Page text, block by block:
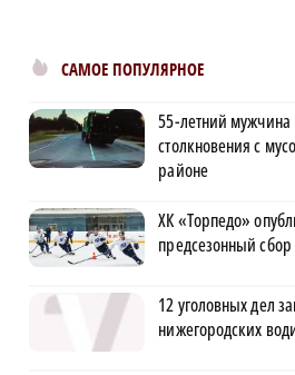
САМОЕ ПОПУЛЯРНОЕ
55-летний мужчина
столкновения с
районе
ХК «Торпедо»
предсезонный сбор
12 уголовных дел
нижегородских